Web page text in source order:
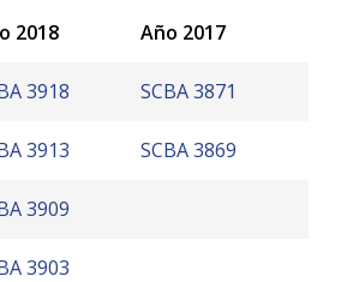
2018 Año 2017
3918 SCBA 3871
3913 SCBA 3869
3909
3903